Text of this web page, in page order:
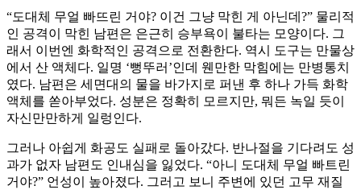
“도대체 무얼 빠뜨린 거야? 이건 그냥 막힌 게 아닌데?” 물리적
인 공격이 막힌 남편은 은근히 승부욕이 불타는 모양이다. 그
래서 이번엔 화학적인 공격으로 전환한다. 역시 도구는 만물상
에서 산 액체다. 일명 ‘뻥뚜러’인데 웬만한 막힘에는 만병통치
였다. 남편은 세면대의 물을 바가지로 퍼낸 후 하나 가득 화학
액체를 쏟아부었다. 성분은 정확히 모르지만, 뭐든 녹일 듯이
자신만만하게 일렁인다.
그러나 아쉽게 화공도 실패로 돌아갔다. 반나절을 기다려도 성
과가 없자 남편도 인내심을 잃었다. “아니 도대체 무얼 빠트린
거야?” 언성이 높아졌다. 그러고 보니 주변에 있던 고무 재질